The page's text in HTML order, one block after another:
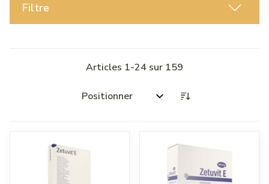
Filtre
Articles 1-24 sur 159
Trier par: